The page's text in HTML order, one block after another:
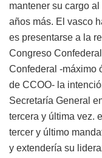
mantener su cargo
años más. El vasco
es presentarse a la
Congreso
Confederal -máximo
de CCOO- la
Secretaría General
tercera y última vez.
tercer y último
y extendería su